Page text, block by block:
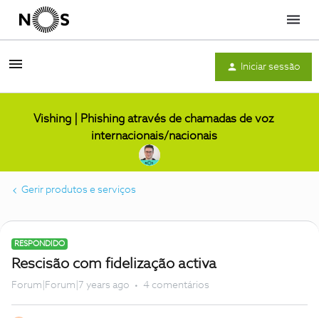
Menu
Iniciar sessão
Vishing | Phishing através de chamadas de voz
internacionais/nacionais
Gerir produtos e serviços
RESPONDIDO
Rescisão com fidelização activa
Forum|Forum|7 years ago 4 comentários